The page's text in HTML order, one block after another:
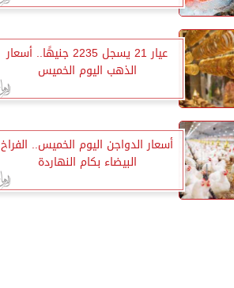
عيار 21 يسجل 2235 جنيهًا.. أسعار
الذهب اليوم الخميس
أسعار الدواجن اليوم الخميس.. الفراخ
البيضاء بكام النهاردة